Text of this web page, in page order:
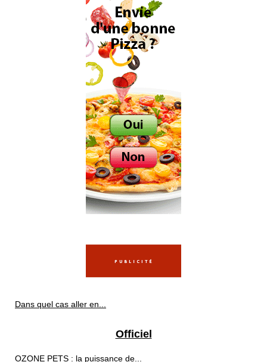
Dans quel cas aller en...
Officiel
OZONE PETS : la puissance de...